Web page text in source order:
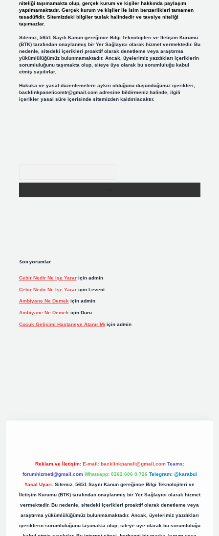
niteliği taşımamakta olup, gerçek kurum ve kişiler hakkında paylaşım
yapılmamaktadır. Gerçek kurum ve kişiler ile isim benzerlikleri tamamen
tesadüfidir. Sitemizdeki bilgiler taslak halindedir ve tavsiye niteliği
taşımazlar.
Sitemiz, 5651 Sayılı Kanun gereğince Bilgi Teknolojileri ve İletişim Kurumu
(BTK) tarafından onaylanmış bir Yer Sağlayıcı olarak hizmet vermektedir. Bu
nedenle, sitedeki içerikleri proaktif olarak denetleme veya araştırma
yükümlülüğümüz bulunmamaktadır. Ancak, üyelerimiz yazdıkları içeriklerin
sorumluluğunu taşımakta olup, siteye üye olarak bu sorumluluğu kabul
etmiş sayılırlar.
Hukuka ve yasal düzenlemelere aykırı olduğunu düşündüğünüz içerikleri,
backlinkpanelicomtr@gmail.comadresine bildirmeniz halinde, ilgili
içerikler yasal süre içerisinde sitemizden kaldırılacaktır.
Son yorumlar
Cebir Nedir Ne Işe Yarariçin admin
Cebir Nedir Ne Işe Yarariçin Levent
Ambiyane Ne Demekiçin admin
Ambiyane Ne Demek için Duru
Çocuk Gelişimi Hastaneye Atanır Mı için admin
Reklam ve İletişim: E-mail: backlinkpaneli@gmail.com Teams:
forumhizmeti@gmail.com Whatsapp: 0262 606 0 726 Telegram: @karabul
Yasal Uyarı: Sitemiz, 5651 Sayılı Kanun gereğince Bilgi Teknolojileri ve
İletişim Kurumu (BTK) tarafından onaylanmış bir Yer Sağlayıcı olarak hizmet
vermektedir. Bu nedenle, sitedeki içerikleri proaktif olarak denetleme veya
araştırma yükümlülüğümüz bulunmamaktadır. Ancak, üyelerimiz yazdıkları
içeriklerin sorumluluğunu taşımakta olup, siteye üye olarak bu sorumluluğu